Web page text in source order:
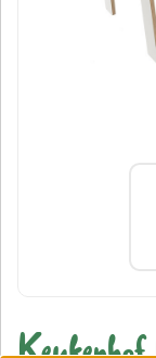
Keukenhof